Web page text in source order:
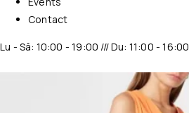
Contact
Lu - Sâ: 10:00 - 19:00 /// Du: 11:00 - 16:00